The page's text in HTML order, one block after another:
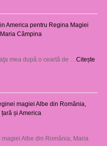
America pentru Regina Magiei
Câmpina
mea după o ceartă de … Citește
magiei Albe din România,
și America
Albe din România, Maria